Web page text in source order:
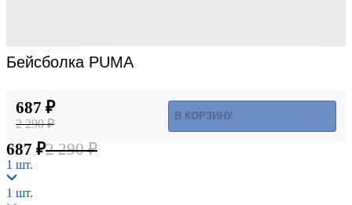
Бейсболка PUMA
687 ₽
2 290 ₽
В КОРЗИНУ
687 ₽2 290 ₽
1 шт.
1 шт.